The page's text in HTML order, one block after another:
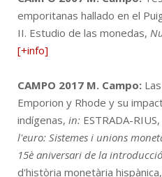
emporitanas hallado en el
II. Estudio de las monedas,
[+info]
CAMPO 2017 M. Campo:
Emporion y Rhode y su
indígenas, in: ESTRADA-
l'euro: Sistemes i unions
15è aniversari de la
d'història monetària